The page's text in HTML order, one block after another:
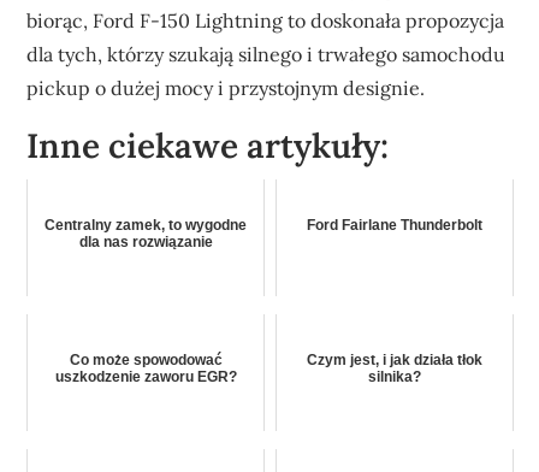
biorąc, Ford F-150 Lightning to doskonała propozycja
dla tych, którzy szukają silnego i trwałego samochodu
pickup o dużej mocy i przystojnym designie.
Inne ciekawe artykuły:
Centralny zamek, to wygodne
dla nas rozwiązanie
Ford Fairlane Thunderbolt
Co może spowodować
uszkodzenie zaworu EGR?
Czym jest, i jak działa tłok
silnika?